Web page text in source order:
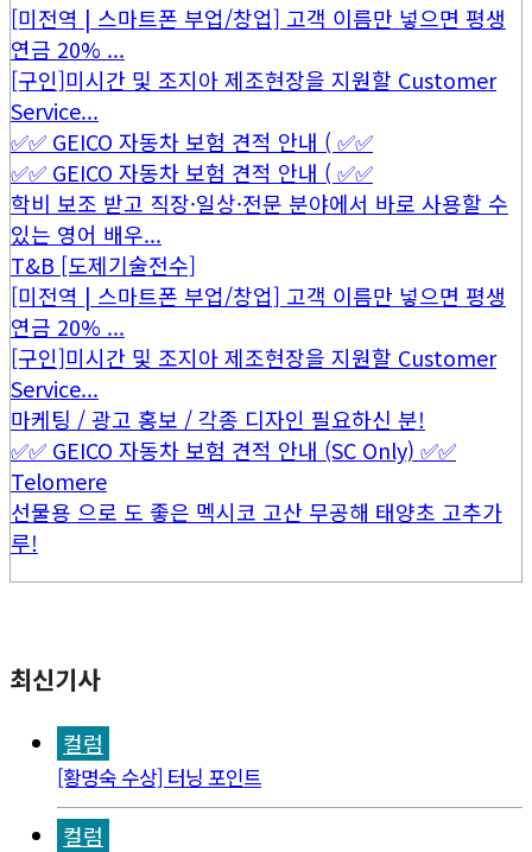
[미전역 | 스마트폰 부업/창업] 고객 이름만 넣으면 평생
연금 20% ...
[구인]미시간 및 조지아 제조현장을 지원할 Customer
Service...
✅✅ GEICO 자동차 보험 견적 안내 ( ✅✅
✅✅ GEICO 자동차 보험 견적 안내 ( ✅✅
학비 보조 받고 직장·일상·전문 분야에서 바로 사용할 수
있는 영어 배우...
T&B [도제기술전수]
[미전역 | 스마트폰 부업/창업] 고객 이름만 넣으면 평생
연금 20% ...
[구인]미시간 및 조지아 제조현장을 지원할 Customer
Service...
마케팅 / 광고 홍보 / 각종 디자인 필요하신 분!
✅✅ GEICO 자동차 보험 견적 안내 (SC Only) ✅✅
Telomere
선물용 으로 도 좋은 멕시코 고산 무공해 태양초 고추가
루!
최신기사
컬럼
[황명숙 수상] 터닝 포인트
컬럼